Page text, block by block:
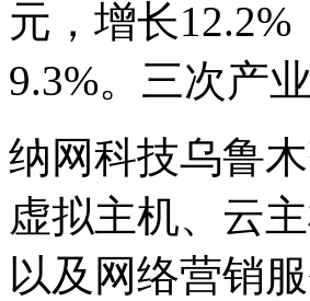
元，增长
9.3%。三次产
纳网科技乌鲁
虚拟主机、云
以及网络营销